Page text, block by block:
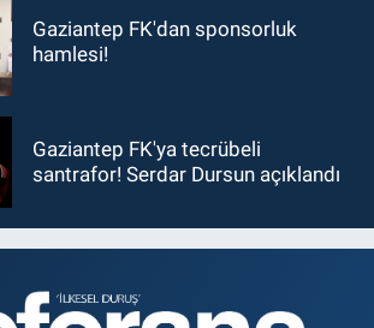
Gaziantep FK'dan sponsorluk
hamlesi!
Gaziantep FK'ya tecrübeli
santrafor! Serdar Dursun açıklandı